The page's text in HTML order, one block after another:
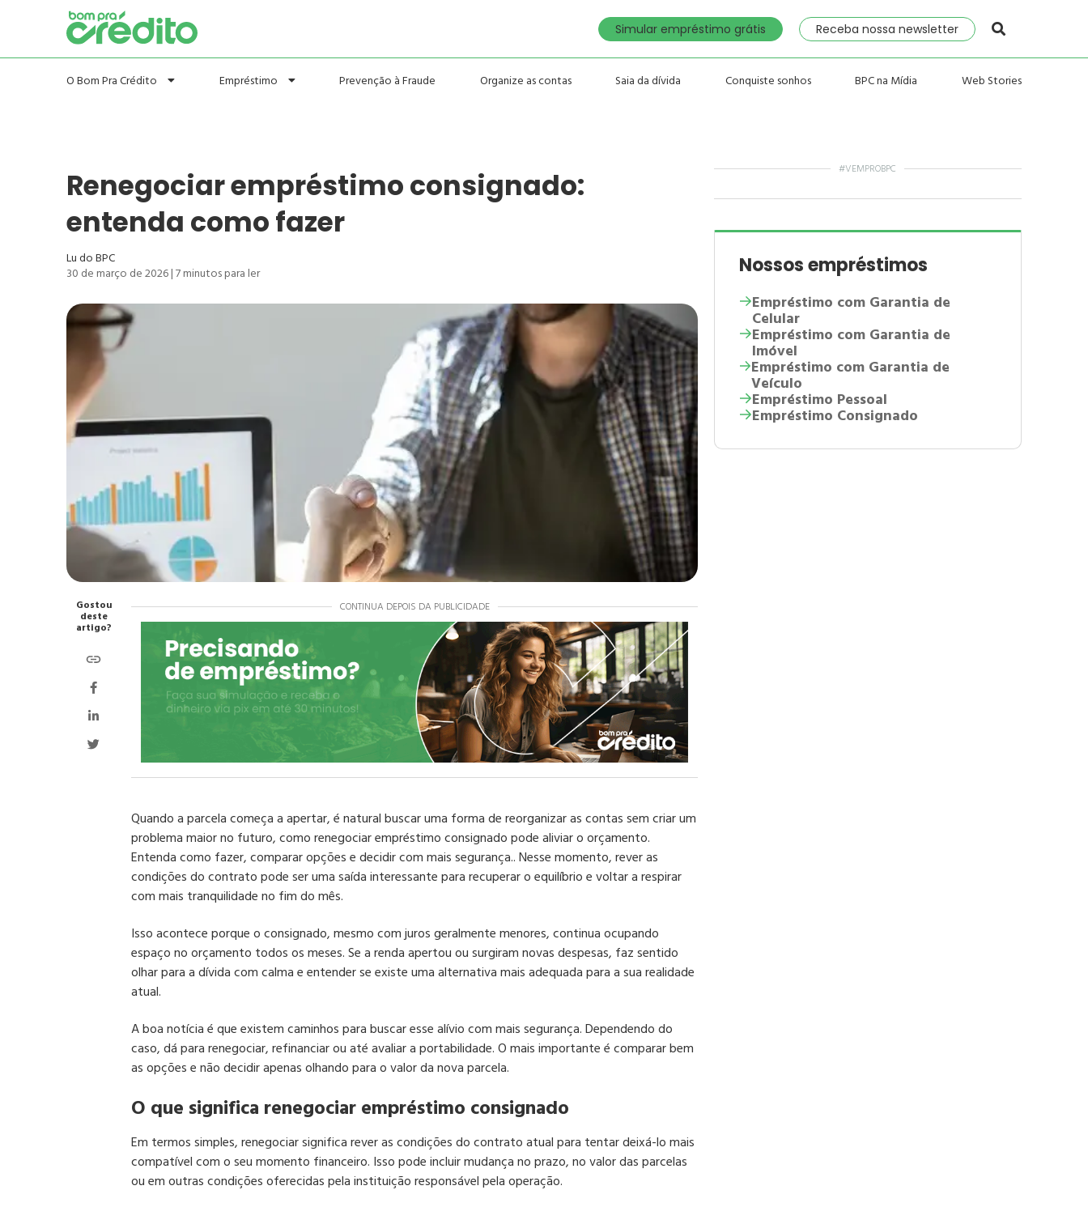
Simular empréstimo grátis Receba nossa newsletter
O Bom Pra Crédito Empréstimo Prevenção à Fraude Organize as contas Saia da dívida Conquiste sonhos BPC na Mídia Web Stories
Renegociar empréstimo consignado:
entenda como fazer
Lu do BPC
30 de março de 2026|7minutos para ler
CONTINUA DEPOIS DA PUBLICIDADE
Quando a parcela começa a apertar, é natural buscar uma forma de reorganizar as contas sem criar um
problema maior no futuro, como renegociar empréstimo consignado pode aliviar o orçamento.
Entenda como fazer, comparar opções e decidir com mais segurança.. Nesse momento, rever as
condições do contrato pode ser uma saída interessante para recuperar o equilíbrio e voltar a respirar
com mais tranquilidade no fim do mês.
Isso acontece porque o consignado, mesmo com juros geralmente menores, continua ocupando
espaço no orçamento todos os meses. Se a renda apertou ou surgiram novas despesas, faz sentido
olhar para a dívida com calma e entender se existe uma alternativa mais adequada para a sua realidade
atual.
A boa notícia é que existem caminhos para buscar esse alívio com mais segurança. Dependendo do
caso, dá para renegociar, refinanciar ou até avaliar a portabilidade. O mais importante é comparar bem
as opções e não decidir apenas olhando para o valor da nova parcela.
O que significa renegociar empréstimo consignado
Em termos simples, renegociar significa rever as condições do contrato atual para tentar deixá-lo mais
compatível com o seu momento financeiro. Isso pode incluir mudança no prazo, no valor das parcelas
ou em outras condições oferecidas pela instituição responsável pela operação.
Gostou
deste
artigo?
#VEMPROBPC
Nossos empréstimos
Empréstimo com Garantia de
Celular
Empréstimo com Garantia de
Imóvel
Empréstimo com Garantia de
Veículo
Empréstimo Pessoal
Empréstimo Consignado